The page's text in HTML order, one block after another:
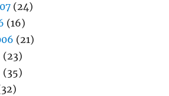
(24)
(16)
(21)
(23)
(35)